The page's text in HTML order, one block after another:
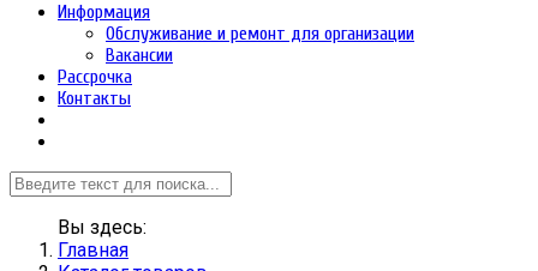
Информация
Обслуживание и ремонт для организации
Вакансии
Рассрочка
Контакты
Вы здесь:
Главная